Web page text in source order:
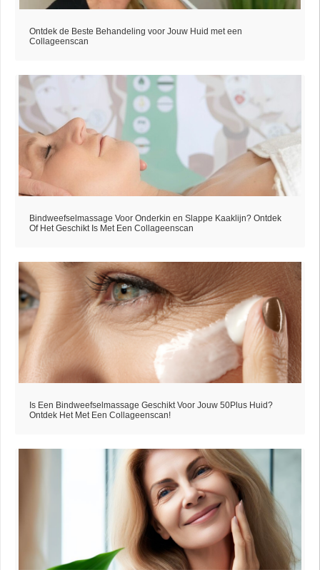
Ontdek de Beste Behandeling voor Jouw Huid met een
Collageenscan
Bindweefselmassage Voor Onderkin en Slappe Kaaklijn? Ontdek
Of Het Geschikt Is Met Een Collageenscan
Is Een Bindweefselmassage Geschikt Voor Jouw 50Plus Huid?
Ontdek Het Met Een Collageenscan!